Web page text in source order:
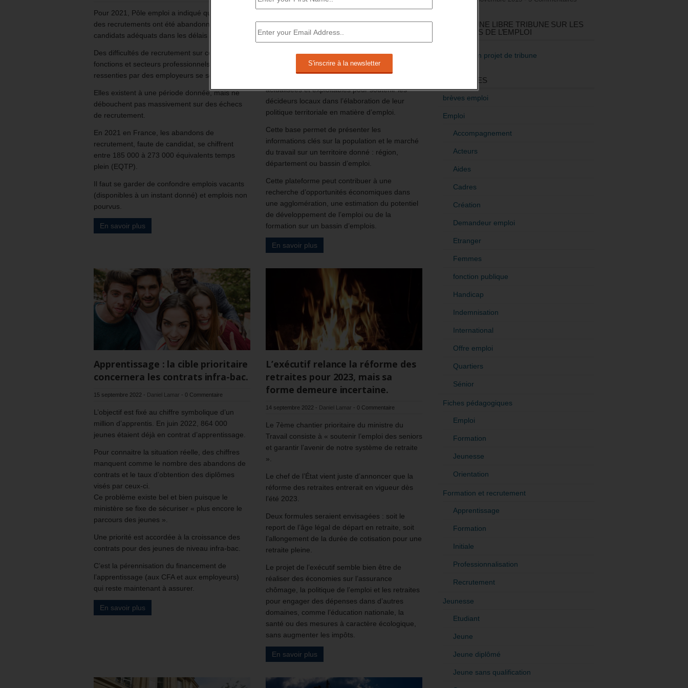
Pour 2021, Pôle emploi a indiqué que seuls 6%
des recrutements ont été abandonnés, faute de
candidats adéquats dans les délais impartis.
Des difficultés de recrutement sur certaines
fonctions et secteurs professionnels sont
ressenties par des employeurs se sont accrues.
Elles existent à une période donnée, mais ne
débouchent pas massivement sur des échecs
de recrutement.
En 2021 en France, les abandons de
recrutement, faute de candidat, se chiffrent
entre 185 000 à 273 000 équivalents temps
plein (EQTP).
Il faut se garder de confondre emplois vacants
(disponibles à un instant donné) et emplois non
pourvus.
En savoir plus
locale du marché de l’emploi.
17 septembre 2022-Daniel Lamar -0 Commentaire
Data emploi est destinée aux décideurs locaux
formation sur le marché du travail.
actualisées et exploitables pour soutenir les
décideurs locaux dans l’élaboration de leur
politique territoriale en matière d’emploi.
Cette base permet de présenter les
informations clés sur la population et le marché
du travail sur un territoire donné : région,
département ou bassin d’emploi.
Cette plateforme peut contribuer à une
recherche d’opportunités économiques dans
une agglomération, une estimation du potentiel
de développement de l’emploi ou de la
formation sur un bassin d’emplois.
En savoir plus
Apprentissage : la cible prioritaire
concernera les contrats infra-bac.
15 septembre 2022 - Daniel Lamar - 0 Commentaire
L’objectif est fixé au chiffre symbolique d’un
million d’apprentis. En juin 2022, 864 000
jeunes étaient déjà en contrat d’apprentissage.
Pour connaitre la situation réelle, des chiffres
manquent comme le nombre des abandons de
contrats et le taux d’obtention des diplômes
visés par ceux-ci.
Ce problème existe bel et bien puisque le
ministère se fixe de sécuriser « plus encore le
parcours des jeunes ».
Une priorité est accordée à la croissance des
contrats pour des jeunes de niveau infra-bac.
C’est la pérennisation du financement de
l’apprentissage (aux CFA et aux employeurs)
qui reste maintenant à assurer.
En savoir plus
L’exécutif relance la réforme des
retraites pour 2023, mais sa
forme demeure incertaine.
14 septembre 2022 - Daniel Lamar - 0 Commentaire
Le 7ème chantier prioritaire du ministre du
Travail consiste à « soutenir l’emploi des seniors
et garantir l’avenir de notre système de retraite
».
Le chef de l’État vient juste d’annoncer que la
réforme des retraites entrerait en vigueur dès
l’été 2023.
Deux formules seraient envisagées : soit le
report de l’âge légal de départ en retraite, soit
l’allongement de la durée de cotisation pour une
retraite pleine.
Le projet de l’exécutif semble bien être de
réaliser des économies sur l’assurance
chômage, la politique de l’emploi et les retraites
pour engager des dépenses dans d’autres
domaines, comme l’éducation nationale, la
santé ou des mesures à caractère écologique,
sans augmenter les impôts.
En savoir plus
RÉDIGEZ UNE LIBRE TRIBUNE SUR LES
POLITIQUES DE L’EMPLOI
>Décrire mon projet de tribune
CATÉGORIES
brèves emploi
Emploi
Accompagnement
Acteurs
Aides
Cadres
Création
Demandeur emploi
Etranger
Femmes
fonction publique
Handicap
Indemnisation
International
Offre emploi
Quartiers
Sénior
Fiches pédagogiques
Emploi
Formation
Jeunesse
Orientation
Formation et recrutement
Apprentissage
Formation
Initiale
Professionnalisation
Recrutement
Jeunesse
Etudiant
Jeune
Jeune diplômé
Jeune sans qualification